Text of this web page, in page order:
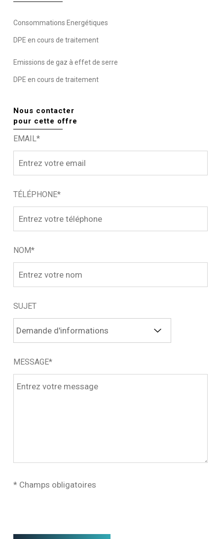
Consommations Energétiques
DPE en cours de traitement
Emissions de gaz à effet de serre
DPE en cours de traitement
Nous contacter
pour cette offre
EMAIL*
TÉLÉPHONE*
NOM*
SUJET
MESSAGE*
* Champs obligatoires